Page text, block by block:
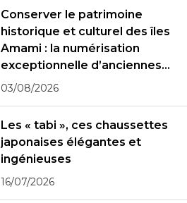
Conserver le patrimoine
historique et culturel des îles
Amami : la numérisation
exceptionnelle d’anciennes
photographies
03/08/2026
Les « tabi », ces chaussettes
japonaises élégantes et
ingénieuses
16/07/2026